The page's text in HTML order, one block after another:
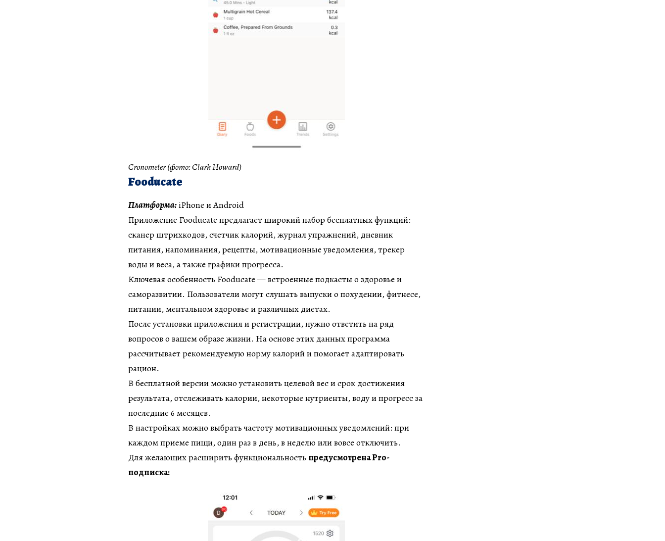
Cronometer (фото: Clark Howard)
Fooducate
Платформа:iPhone и Android
Приложение Fooducate предлагает широкий набор бесплатных функций:
сканер штрихкодов, счетчик калорий, журнал упражнений, дневник
питания, напоминания, рецепты, мотивационные уведомления, трекер
воды и веса, а также графики прогресса.
Ключевая особенность Fooducate — встроенные подкасты о здоровье и
саморазвитии. Пользователи могут слушать выпуски о похудении, фитнесе,
питании, ментальном здоровье и различных диетах.
После установки приложения и регистрации, нужно ответить на ряд
вопросов о вашем образе жизни. На основе этих данных программа
рассчитывает рекомендуемую норму калорий и помогает адаптировать
рацион.
В бесплатной версии можно установить целевой вес и срок достижения
результата, отслеживать калории, некоторые нутриенты, воду и прогресс за
последние 6 месяцев.
В настройках можно выбрать частоту мотивационных уведомлений: при
каждом приеме пищи, один раз в день, в неделю или вовсе отключить.
Для желающих расширить функциональность предусмотрена Pro-
подписка: